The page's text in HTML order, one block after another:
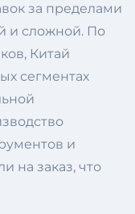
за пределами
и сложной. По
Китай
сегментах
и
на заказ, что